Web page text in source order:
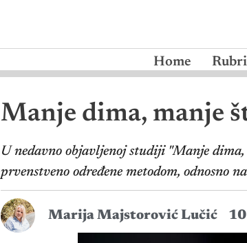
Home
Manje dima, manje
U nedavno objavljenoj studiji "Manje
prvenstveno određene metodom, odnosno
Marija Majstorović Lučić